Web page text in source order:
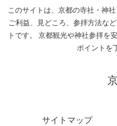
このサイトは、京都の寺社・神
ご利益、見どころ、参拝方法な
トです。 京都観光や神社参拝を
ポイントを
サイトマップ